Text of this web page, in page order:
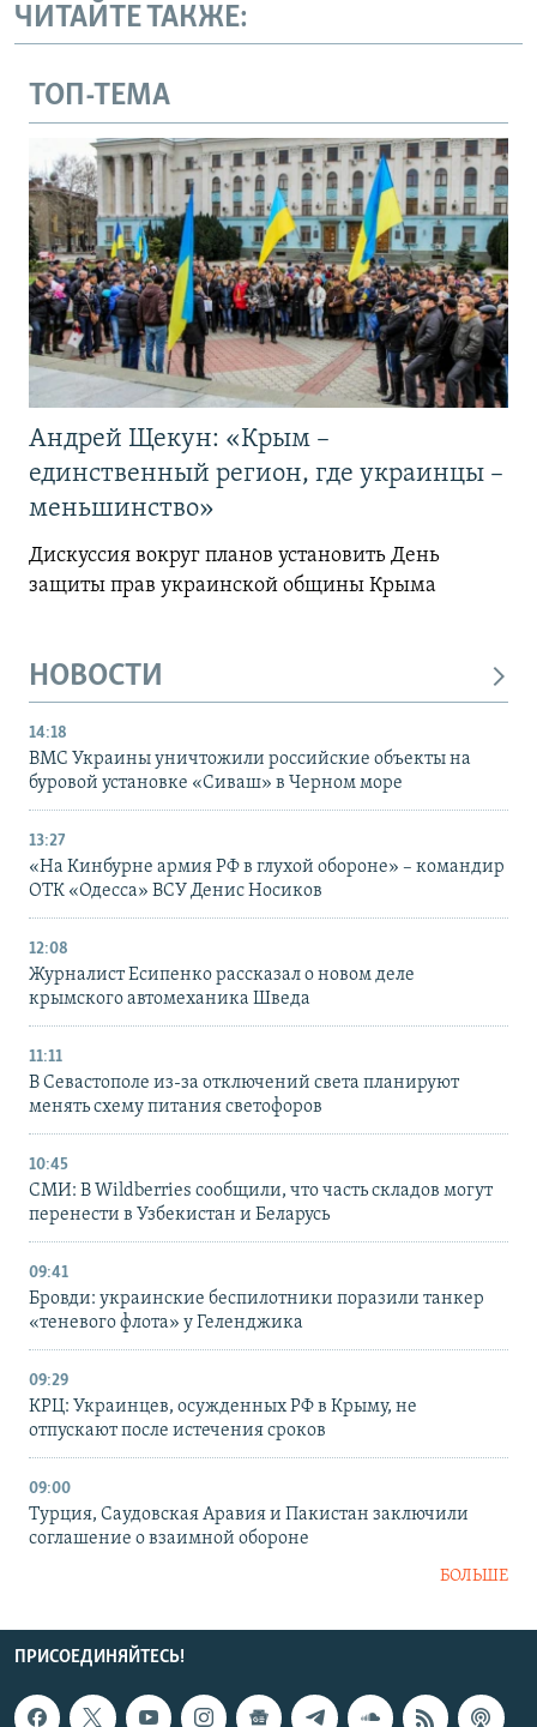
ЧИТАЙТЕ ТАКЖЕ:
ТОП-ТЕМА
Андрей Щекун: «Крым –
единственный регион, где украинцы –
меньшинство»
Дискуссия вокруг планов установить День
защиты прав украинской общины Крыма
НОВОСТИ
14:18
ВМС Украины уничтожили российские объекты на
буровой установке «Сиваш» в Черном море
13:27
«На Кинбурне армия РФ в глухой обороне» – командир
ОТК «Одесса» ВСУ Денис Носиков
12:08
Журналист Есипенко рассказал о новом деле
крымского автомеханика Шведа
11:11
В Севастополе из-за отключений света планируют
менять схему питания светофоров
10:45
СМИ: В Wildberries сообщили, что часть складов могут
перенести в Узбекистан и Беларусь
09:41
Бровди: украинские беспилотники поразили танкер
«теневого флота» у Геленджика
09:29
КРЦ: Украинцев, осужденных РФ в Крыму, не
отпускают после истечения сроков
09:00
Турция, Саудовская Аравия и Пакистан заключили
соглашение о взаимной обороне
БОЛЬШЕ
ПРИСОЕДИНЯЙТЕСЬ!